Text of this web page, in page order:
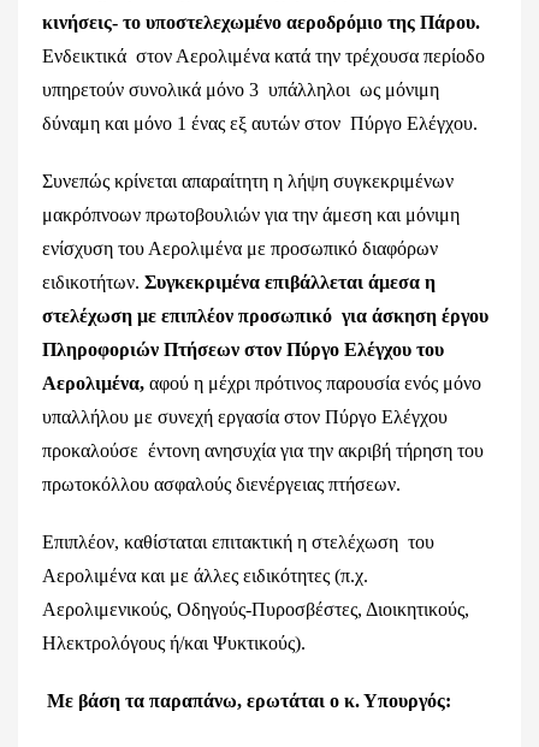
κινήσεις- το υποστελεχωμένο αεροδρόμιο της Πάρου.
Ενδεικτικά στον Αερολιμένα κατά την τρέχουσα περίοδο
υπηρετούν συνολικά μόνο 3 υπάλληλοι ως μόνιμη
δύναμη και μόνο 1 ένας εξ αυτών στον Πύργο Ελέγχου.
Συνεπώς κρίνεται απαραίτητη η λήψη συγκεκριμένων
μακρόπνοων πρωτοβουλιών για την άμεση και μόνιμη
ενίσχυση του Αερολιμένα με προσωπικό διαφόρων
ειδικοτήτων. Συγκεκριμένα επιβάλλεται άμεσα η
στελέχωση με επιπλέον προσωπικό για άσκηση έργου
Πληροφοριών Πτήσεων στον Πύργο Ελέγχου του
Αερολιμένα, αφού η μέχρι πρότινος παρουσία ενός μόνο
υπαλλήλου με συνεχή εργασία στον Πύργο Ελέγχου
προκαλούσε έντονη ανησυχία για την ακριβή τήρηση του
πρωτοκόλλου ασφαλούς διενέργειας πτήσεων.
Επιπλέον, καθίσταται επιτακτική η στελέχωση του
Αερολιμένα και με άλλες ειδικότητες (π.χ.
Αερολιμενικούς, Οδηγούς-Πυροσβέστες, Διοικητικούς,
Ηλεκτρολόγους ή/και Ψυκτικούς).
Με βάση τα παραπάνω, ερωτάται ο κ. Υπουργός: